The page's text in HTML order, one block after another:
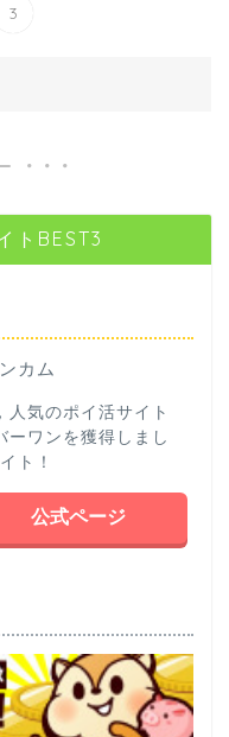
3
トBEST3
気のポイ活サイト
ワンを獲得しまし
ト！
公式ページ